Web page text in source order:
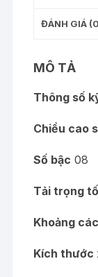
ĐÁNH GIÁ
MÔ TẢ
Thông số
Chiều cao
Số bậc 08
Tải trọng
Khoảng
Kích thước